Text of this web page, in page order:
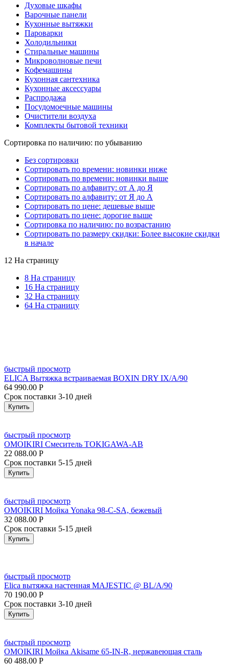
Духовые шкафы
Варочные панели
Кухонные вытяжки
Пароварки
Холодильники
Стиральные машины
Микроволновые печи
Кофемашины
Кухонная сантехника
Кухонные аксессуары
Распродажа
Посудомоечные машины
Очистители воздуха
Комплекты бытовой техники
Сортировка по наличию: по убыванию
Без сортировки
Сортировать по времени: новинки ниже
Сортировать по времени: новинки выше
Сортировать по алфавиту: от А до Я
Сортировать по алфавиту: от Я до А
Сортировать по цене: дешевые выше
Сортировать по цене: дорогие выше
Сортировка по наличию: по возрастанию
Сортировать по размеру скидки: Более высокие скидки
в начале
12 На страницу
8 На страницу
16 На страницу
32 На страницу
64 На страницу
быстрый просмотр
ELICA Вытяжка встраиваемая BOXIN DRY IX/A/90
64 990.00 Р
Срок поставки 3-10 дней
Купить
быстрый просмотр
OMOIKIRI Смеситель TOKIGAWA-AB
22 088.00 Р
Срок поставки 5-15 дней
Купить
быстрый просмотр
OMOIKIRI Мойка Yonaka 98-C-SA, бежевый
32 088.00 Р
Срок поставки 5-15 дней
Купить
быстрый просмотр
Elica вытяжка настенная MAJESTIC @ BL/A/90
70 190.00 Р
Срок поставки 3-10 дней
Купить
быстрый просмотр
OMOIKIRI Мойка Akisame 65-IN-R, нержавеющая сталь
60 488.00 Р